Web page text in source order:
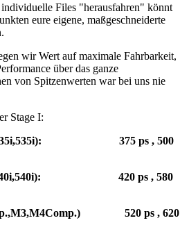
Files "herausfahren" könnt
eure eigene, maßgeschneiderte
wir Wert auf maximale Fahrbarkeit,
über das ganze
von Spitzenwerten war bei uns nie
Stage I:
375 ps , 500
420 ps , 580
520 ps , 620